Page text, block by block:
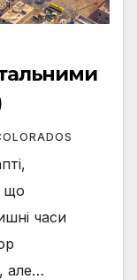
що
часи
але…